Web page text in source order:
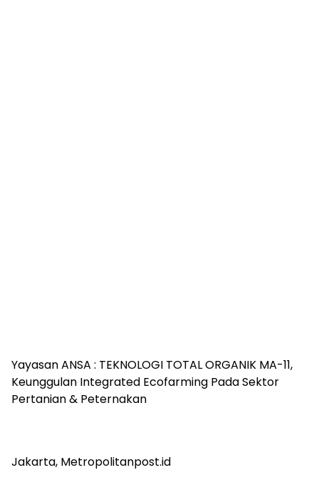
Yayasan ANSA : TEKNOLOGI TOTAL ORGANIK MA-11,
Keunggulan Integrated Ecofarming Pada Sektor
Pertanian & Peternakan
Jakarta, Metropolitanpost.id